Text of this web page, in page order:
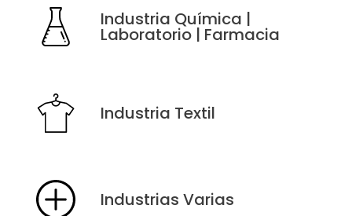
Industria Química |
Laboratorio | Farmacia
Industria Textil
Industrias Varias